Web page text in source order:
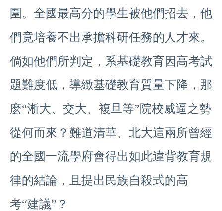
圍。全國最高分的學生被他們招去，他
們竟培養不出承擔科研任務的人才來。
倘如他們所判定，系基礎教育因高考試
題難度低，導緻基礎教育質量下降，那
麽“淅大、交大、複旦等”院校威逼之勢
從何而來？難道清華、北大這兩所曾經
的全國一流學府會得出如此違背教育規
律的結論，且提出民族自殺式的高
考“建議”？